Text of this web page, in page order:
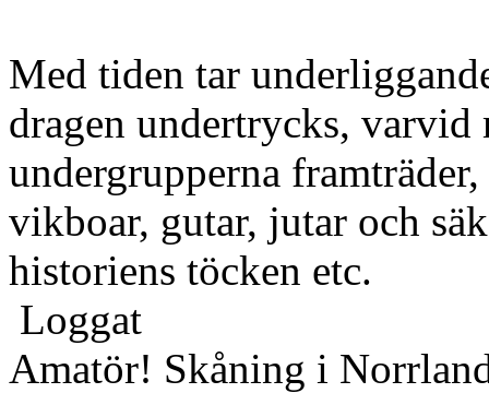
Med tiden tar
dragen undertrycks,
undergrupperna
vikboar, gutar, jutar och
historiens töcken etc.
Loggat
Amatör! Skåning i